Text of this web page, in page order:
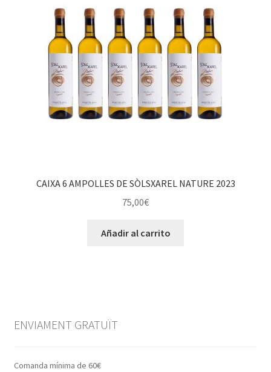
CAIXA 6 AMPOLLES DE SÒLSXAREL NATURE 2023
75,00€
Añadir al carrito
ENVIAMENT GRATUÏT
Comanda mínima de 60€